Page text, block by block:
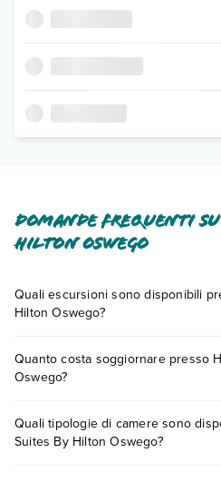
Domande frequenti su
Hilton Oswego
Quali escursioni sono disponibili
Hilton Oswego?
presso Home2 Suites By Hilton
sezione dedicata
Quanto costa soggiornare presso
Oswego?
base a vari fattori (per es. date,
consultare i prezzi, compila il
Quali tipologie di camere sono
Suites By Hilton Oswego?